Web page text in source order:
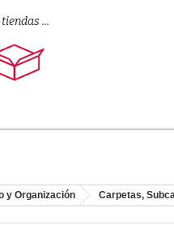
...
y Organización Carpetas,